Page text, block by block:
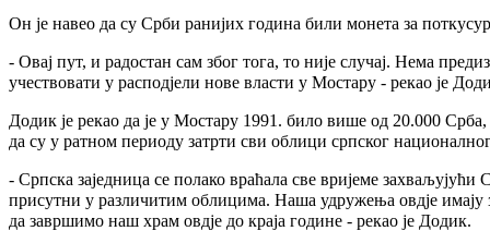
Он је навео да су Срби ранијих година били монета за
- Овај пут, и радостан сам због тога, то није случај. Нема
учествовати у расподјели нове власти у Мостару - рекао је
Додик је рекао да је у Мостару 1991. било више од 20.000
да су у ратном периоду затрти сви облици српског
- Српска заједница се полако враћала све вријеме
присутни у различитим облицима. Наша удружења овдје имају
да завршимо наш храм овдје до краја године - рекао је Додик.